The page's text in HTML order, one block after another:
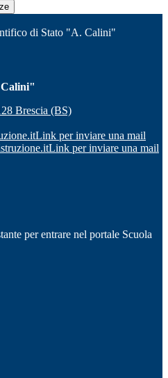
di Stato "A. Calini"
Calini"
Brescia (BS)
Link per inviare una mail
Link per inviare una mail
per entrare nel portale Scuola